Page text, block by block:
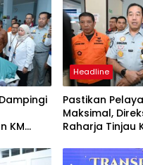
KM
Headline
Pastikan
Maksimal,
Raharja Tinjau
Sentosa II